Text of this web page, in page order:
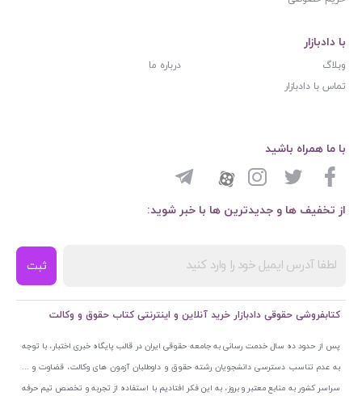
با دادبازار
وبلاگ
درباره ما
تماس با دادبازار
از تخفیف ها و جدیدترین ها با خبر شوید:
ثبت
با ما همراه باشید
کتابفروشی حقوقی دادبازار خرید آنلاین و اینترنتی کتاب حقوق و وکالت
پس از حدود ده سال خدمت رسانی به جامعه حقوقی ایران در قالب پایگاه خبری اختبار، با توجه
به عدم تناسب دسترسی دانشجویان رشته حقوق و داوطلبان آزمون های وکالت، قضاوت و ...
سراسر کشور به منابع معتبر و بروز، به این فکر افتادیم با استفاده از تجربه و تخصص تیم حرفه